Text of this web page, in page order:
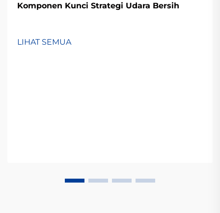
Komponen Kunci Strategi Udara Bersih
LIHAT SEMUA